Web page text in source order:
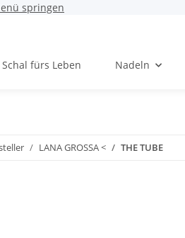
springen
Schal fürs Leben Nadeln
LANA GROSSA < THE TUBE